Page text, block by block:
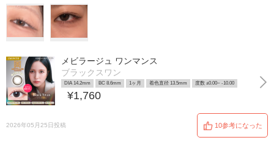
メビラージュ ワンマンス
ブラックスワン
DIA 14.2mm BC 8.6mm 1ヶ月 着色直径 13.5mm 度数 ±0.00~ -10.00
¥1,760
2026年05月25日投稿 10参考になった